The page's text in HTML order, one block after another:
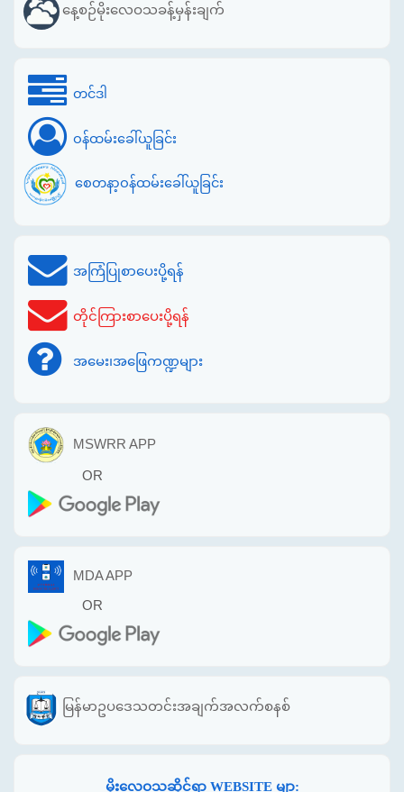
နေ့စဉ်မိုးလေဝသခန့်မှန်းချက်
တင်ဒါ
ဝန်ထမ်းခေါ်ယူခြင်း
စေတနာ့ဝန်ထမ်းခေါ်ယူခြင်း
အကြံပြုစာပေးပို့ရန်
တိုင်ကြားစာပေးပို့ရန်
အမေး၊အဖြေကဏ္ဍများ
MSWRR APP
OR
MDA APP
OR
မြန်မာဥပဒေသတင်းအချက်အလက်စနစ်
မိုးလေဝသဆိုင်ရာ WEBSITE မျာ: